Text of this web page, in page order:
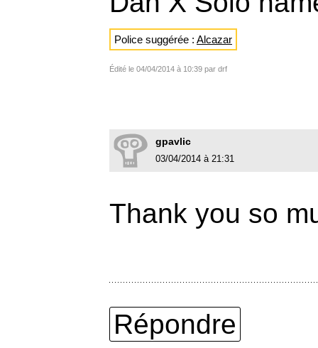
Police suggérée : Alcazar
Édité le 04/04/2014 à 10:39 par drf
gpavlic
03/04/2014 à 21:31
Thank you so
Répondre